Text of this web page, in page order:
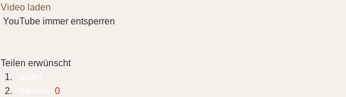
Video laden
YouTube immer entsperren
Teilen erwünscht
0